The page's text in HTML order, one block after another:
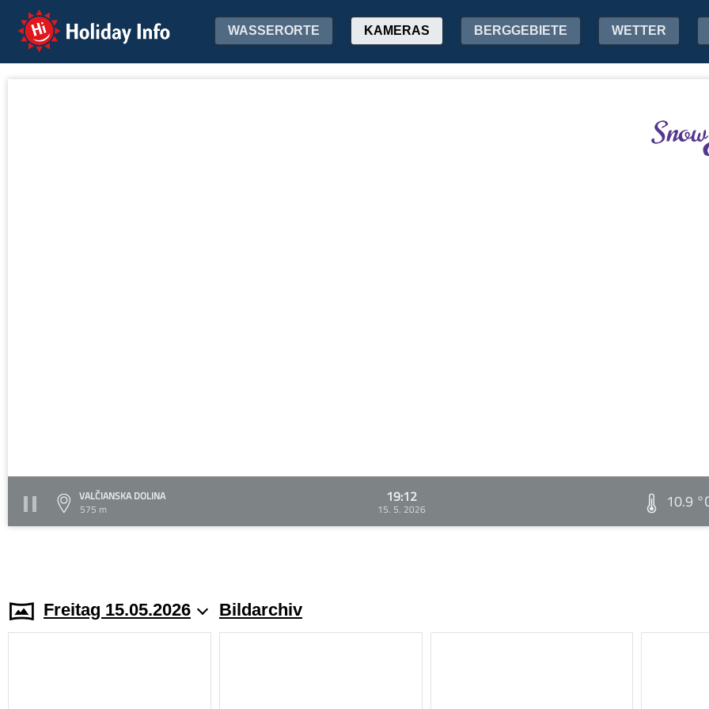
Holiday Info WASSERORTE KAMERAS BERGGEBIETE WETTER
VALČIANSKA DOLINA
575 m
19:12
15. 5. 2026 10.9
Freitag 15.05.2026 Bildarchiv